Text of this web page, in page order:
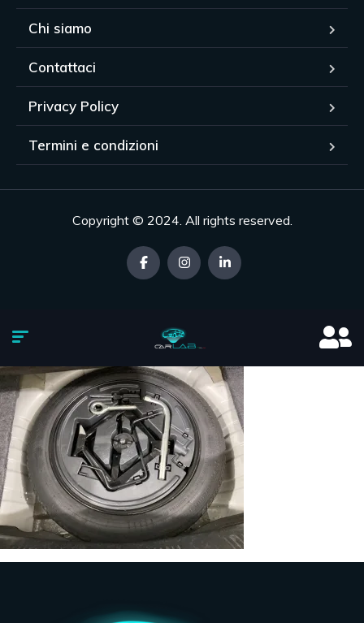
Chi siamo
Contattaci
Privacy Policy
Termini e condizioni
Copyright © 2024. All rights reserved.